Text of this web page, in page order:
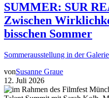
SUMMER: SUR
Zwischen
bisschen Sommer
Sommerausstellung in der
vonSusanne Graue
12. Juli 2026